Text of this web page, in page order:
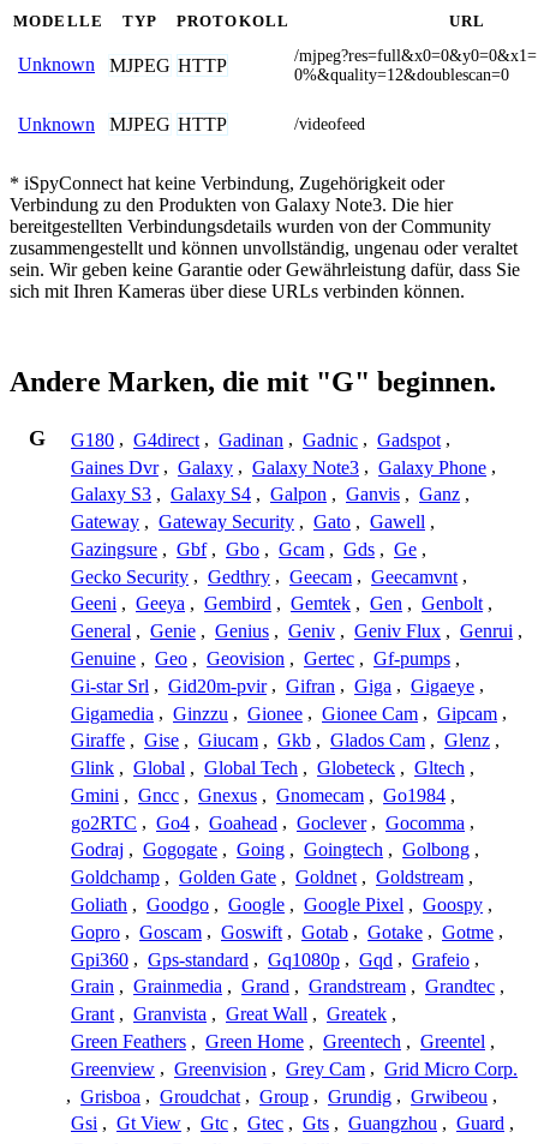
MODELLE TYP PROTOKOLL URL
Unknown MJPEG HTTP
/
0%&quality=12&doublescan=0
Unknown MJPEG HTTP /videofeed
* iSpyConnect hat keine Verbindung, Zugehörigkeit oder
Verbindung zu den Produkten von Galaxy Note3. Die hier
bereitgestellten Verbindungsdetails wurden von der Community
zusammengestellt und können unvollständig, ungenau oder veraltet
sein. Wir geben keine Garantie oder Gewährleistung dafür, dass Sie
sich mit Ihren Kameras über diese URLs verbinden können.
Andere Marken, die mit "G" beginnen.
G G180 , G4direct , Gadinan , Gadnic , Gadspot ,
Gaines Dvr , Galaxy , Galaxy Note3 , Galaxy Phone ,
Galaxy S3 , Galaxy S4 , Galpon , Ganvis , Ganz ,
Gateway , Gateway Security , Gato , Gawell ,
Gazingsure , Gbf , Gbo , Gcam , Gds , Ge ,
Gecko Security , Gedthry , Geecam , Geecamvnt ,
Geeni , Geeya , Gembird , Gemtek , Gen , Genbolt ,
General , Genie , Genius , Geniv , Geniv Flux , Genrui ,
Genuine , Geo , Geovision , Gertec , Gf-pumps ,
Gi-star Srl , Gid20m-pvir , Gifran , Giga , Gigaeye ,
Gigamedia , Ginzzu , Gionee , Gionee Cam , Gipcam ,
Giraffe , Gise , Giucam , Gkb , Glados Cam , Glenz ,
Glink , Global , Global Tech , Globeteck , Gltech ,
Gmini , Gncc , Gnexus , Gnomecam , Go1984 ,
go2RTC , Go4 , Goahead , Goclever , Gocomma ,
Godraj , Gogogate , Going , Goingtech , Golbong ,
Goldchamp , Golden Gate , Goldnet , Goldstream ,
Goliath , Goodgo , Google , Google Pixel , Goospy ,
Gopro , Goscam , Goswift , Gotab , Gotake , Gotme ,
Gpi360 , Gps-standard , Gq1080p , Gqd , Grafeio ,
Grain , Grainmedia , Grand , Grandstream , Grandtec ,
Grant , Granvista , Great Wall , Greatek ,
Green Feathers , Green Home , Greentech , Greentel ,
Greenview , Greenvision , Grey Cam , Grid Micro Corp.
, Grisboa , Groudchat , Group , Grundig , Grwibeou ,
Gsi , Gt View , Gtc , Gtec , Gts , Guangzhou , Guard ,